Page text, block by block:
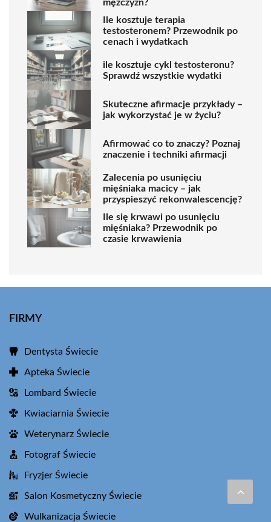
mężczyzn?
Ile kosztuje terapia
testosteronem? Przewodnik po
cenach i wydatkach
ile kosztuje cykl testosteronu?
Sprawdź wszystkie wydatki
Skuteczne afirmacje przykłady –
jak wykorzystać je w życiu?
Afirmować co to znaczy? Poznaj
znaczenie i techniki afirmacji
Zalecenia po usunięciu
mięśniaka macicy – jak
przyspieszyć rekonwalescencję?
Ile się krwawi po usunięciu
mięśniaka? Przewodnik po
czasie krwawienia
FIRMY
Dentysta Świecie
Apteka Świecie
Lombard Świecie
Kwiaciarnia Świecie
Weterynarz Świecie
Fotograf Świecie
Fryzjer Świecie
Salon Kosmetyczny Świecie
Wulkanizacja Świecie